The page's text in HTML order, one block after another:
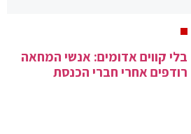
בלי קווים אדומים: אנשי המחאה
רודפים אחרי חברי הכנסת